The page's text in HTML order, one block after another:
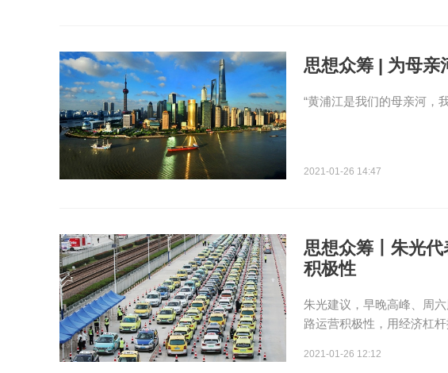
思想众筹 | 为母亲
“黄浦江是我们的母亲河，
2021-01-26 14:47
思想众筹丨朱光
积极性
朱光建议，早晚高峰、周
路运营积极性，用经济杠
2021-01-26 12:12